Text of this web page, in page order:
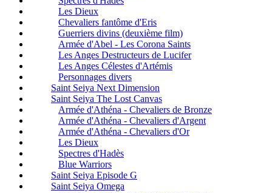
Les Dieux
Chevaliers fantôme d'Eris
Guerriers divins (deuxième film)
Armée d'Abel - Les Corona Saints
Les Anges Destructeurs de Lucifer
Les Anges Célestes d'Artémis
Personnages divers
Saint Seiya Next Dimension
Saint Seiya The Lost Canvas
Armée d'Athéna - Chevaliers de Bronze
Armée d'Athéna - Chevaliers d'Argent
Armée d'Athéna - Chevaliers d'Or
Les Dieux
Spectres d'Hadès
Blue Warriors
Saint Seiya Episode G
Saint Seiya Omega